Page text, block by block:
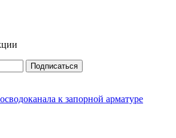
Подписаться
к запорной арматуре